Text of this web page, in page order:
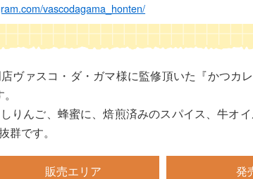
vascodagama_honten/
ヴァスコ・ダ・ガマ様に監修頂いた『かつカ
りんご、蜂蜜に、焙煎済みのスパイス、牛オ
群です。
販売エリア 発